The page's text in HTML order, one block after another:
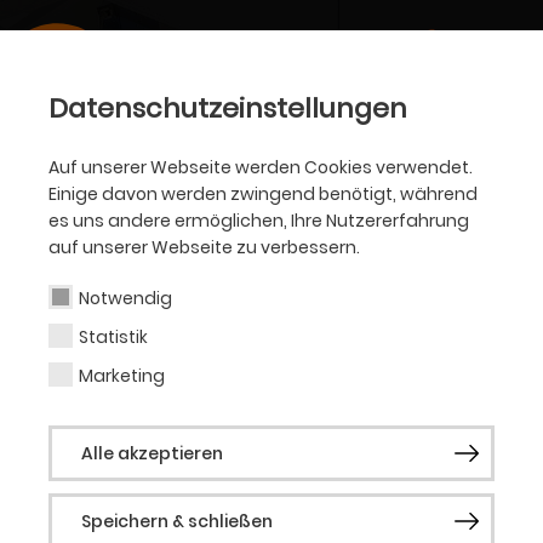
Datenschutzeinstellungen
Auf unserer Webseite werden Cookies verwendet.
Einige davon werden zwingend benötigt, während
es uns andere ermöglichen, Ihre Nutzererfahrung
auf unserer Webseite zu verbessern.
Notwendig
Statistik
Marketing
Alle akzeptieren
Speichern & schließen